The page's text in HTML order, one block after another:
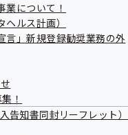
について！
ルス計画）
言」新規登録勧奨業務の外
！
告知書同封リーフレット）
盛岡市 繋 字湯ノ